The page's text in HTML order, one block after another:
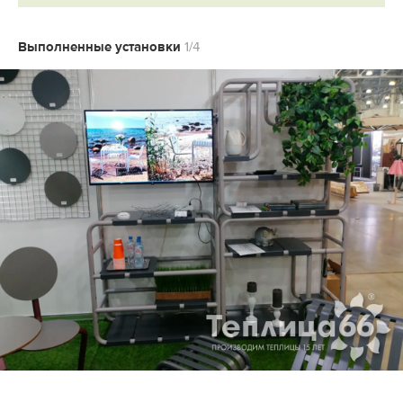
Выполненные установки 1/4